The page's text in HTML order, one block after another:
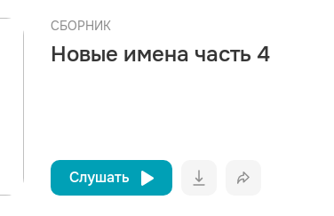
СБОРНИК
Новые имена часть 4
Слушать
просмотра рекламы
оформления подписки.